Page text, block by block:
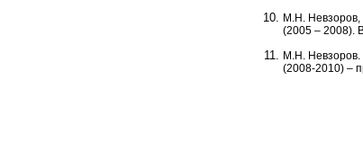
М.Н. Невзоров,
(2005 – 2008).
М.Н. Невзоров.
(2008-2010) –